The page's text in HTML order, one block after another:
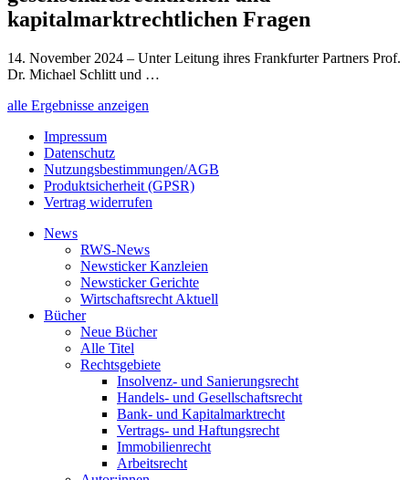
kapitalmarktrechtlichen Fragen
14. November 2024 – Unter Leitung ihres Frankfurter Partners Prof.
Dr. Michael Schlitt und …
alle Ergebnisse anzeigen
Impressum
Datenschutz
Nutzungsbestimmungen/AGB
Produktsicherheit (GPSR)
Vertrag widerrufen
News
RWS-News
Newsticker Kanzleien
Newsticker Gerichte
Wirtschaftsrecht Aktuell
Bücher
Neue Bücher
Alle Titel
Rechtsgebiete
Insolvenz- und Sanierungsrecht
Handels- und Gesellschaftsrecht
Bank- und Kapitalmarktrecht
Vertrags- und Haftungsrecht
Immobilienrecht
Arbeitsrecht